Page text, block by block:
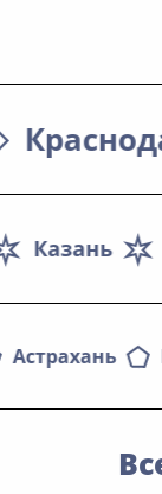
Казань
Астрахань